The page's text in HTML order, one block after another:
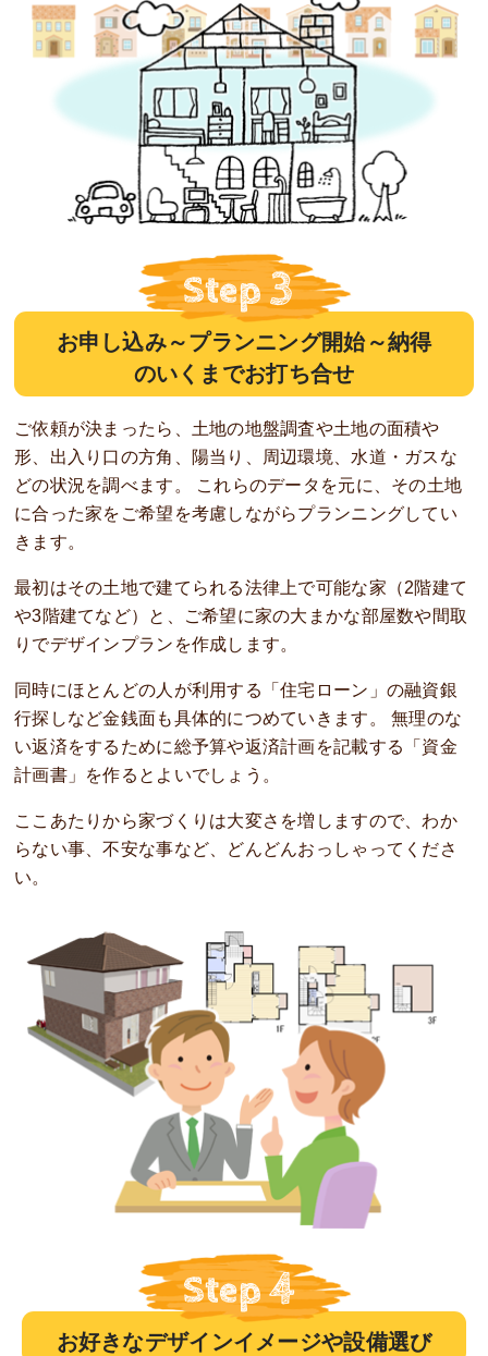
お申し込み～プランニング開始～納得
のいくまでお打ち合せ
ご依頼が決まったら、土地の地盤調査や土地の面積や
形、出入り口の方角、陽当り、周辺環境、水道・ガスな
どの状況を調べます。 これらのデータを元に、その土地
に合った家をご希望を考慮しながらプランニングしてい
きます。
最初はその土地で建てられる法律上で可能な家（2階建て
や3階建てなど）と、ご希望に家の大まかな部屋数や間取
りでデザインプランを作成します。
同時にほとんどの人が利用する「住宅ローン」の融資銀
行探しなど金銭面も具体的につめていきます。 無理のな
い返済をするために総予算や返済計画を記載する「資金
計画書」を作るとよいでしょう。
ここあたりから家づくりは大変さを増しますので、わか
らない事、不安な事など、どんどんおっしゃってくださ
い。
お好きなデザインイメージや設備選び